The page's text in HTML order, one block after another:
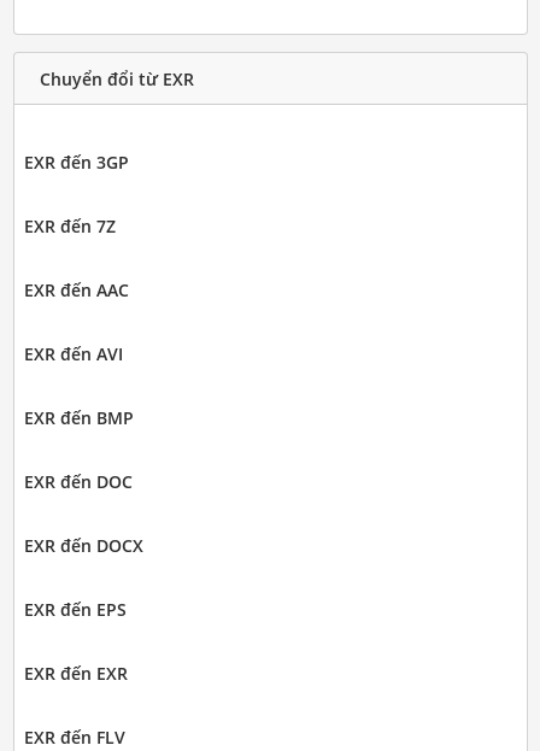
Chuyển đổi từ EXR
EXR đến 3GP
EXR đến 7Z
EXR đến AAC
EXR đến AVI
EXR đến BMP
EXR đến DOC
EXR đến DOCX
EXR đến EPS
EXR đến EXR
EXR đến FLV